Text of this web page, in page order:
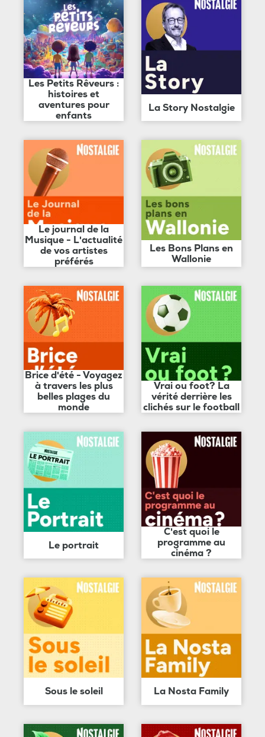
Les Petits Rêveurs :
histoires et
aventures pour
enfants
La Story Nostalgie
Le journal de la
Musique - L'actualité
de vos artistes
préférés
Les Bons Plans en
Wallonie
Brice d'été - Voyagez
à travers les plus
belles plages du
monde
Vrai ou foot? La
vérité derrière les
clichés sur le football
Le portrait
C'est quoi le
programme au
cinéma ?
Sous le soleil La Nosta Family